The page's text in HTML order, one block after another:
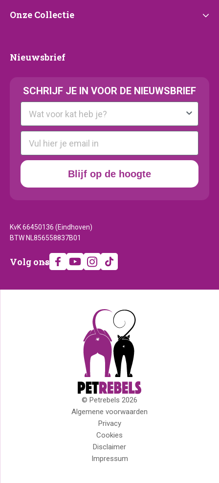
Onze
Onze Collectie
Nieuwsbrief
Nieuwsbrief
SCHRIJF JE IN VOOR DE NIEUWSBRIEF
Kattenras
E-mail
Blijf op de hoogte
KvK 66450136 (Eindhoven)
BTW NL856558837B01
Volg
Volg ons
© Petrebels 2026
Copyright
Algemene voorwaarden
Privacy
Cookies
Disclaimer
Impressum